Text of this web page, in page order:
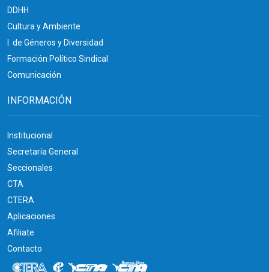
DDHH
Cultura y Ambiente
I. de Géneros y Diversidad
Formación Político Sindical
Comunicación
INFORMACIÓN
Institucional
Secretaría General
Seccionales
CTA
CTERA
Aplicaciones
Afiliate
Contacto